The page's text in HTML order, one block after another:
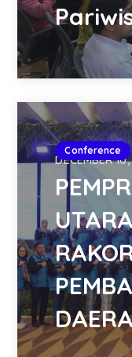
Conference
DECEMBER